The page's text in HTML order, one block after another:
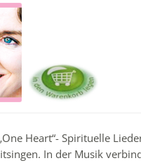
Heart“- Spirituelle
In der Musik